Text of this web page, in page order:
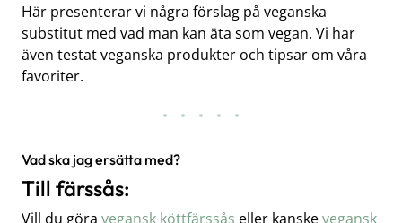
Här presenterar vi några förslag på veganska
substitut med vad man kan äta som vegan. Vi har
även testat veganska produkter och tipsar om våra
favoriter.
Vad ska jag ersätta med?
Till färssås:
Vill du göra vegansk köttfärssås eller kanskevegansk